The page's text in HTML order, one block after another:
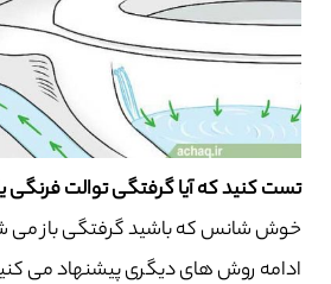
تست کنید که آیا گرفتگی توالت فرنگی یا
خوش شانس که باشید گرفتگی باز می
ادامه روش های دیگری پیشنهاد می